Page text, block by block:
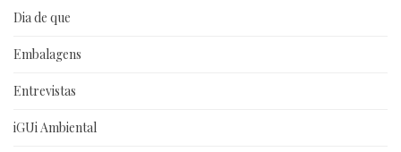
Dia de que
Embalagens
Entrevistas
iGUi Ambiental